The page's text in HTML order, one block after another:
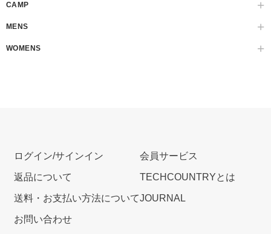
CAMP
MENS
WOMENS
ログイン/サインイン
返品について
送料・お支払い方法について
お問い合わせ
会員サービス
TECHCOUNTRYとは
JOURNAL